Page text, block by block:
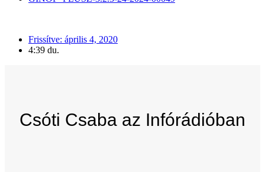
Frissítve: április 4, 2020
4:39 du.
Csóti Csaba az Infórádióban